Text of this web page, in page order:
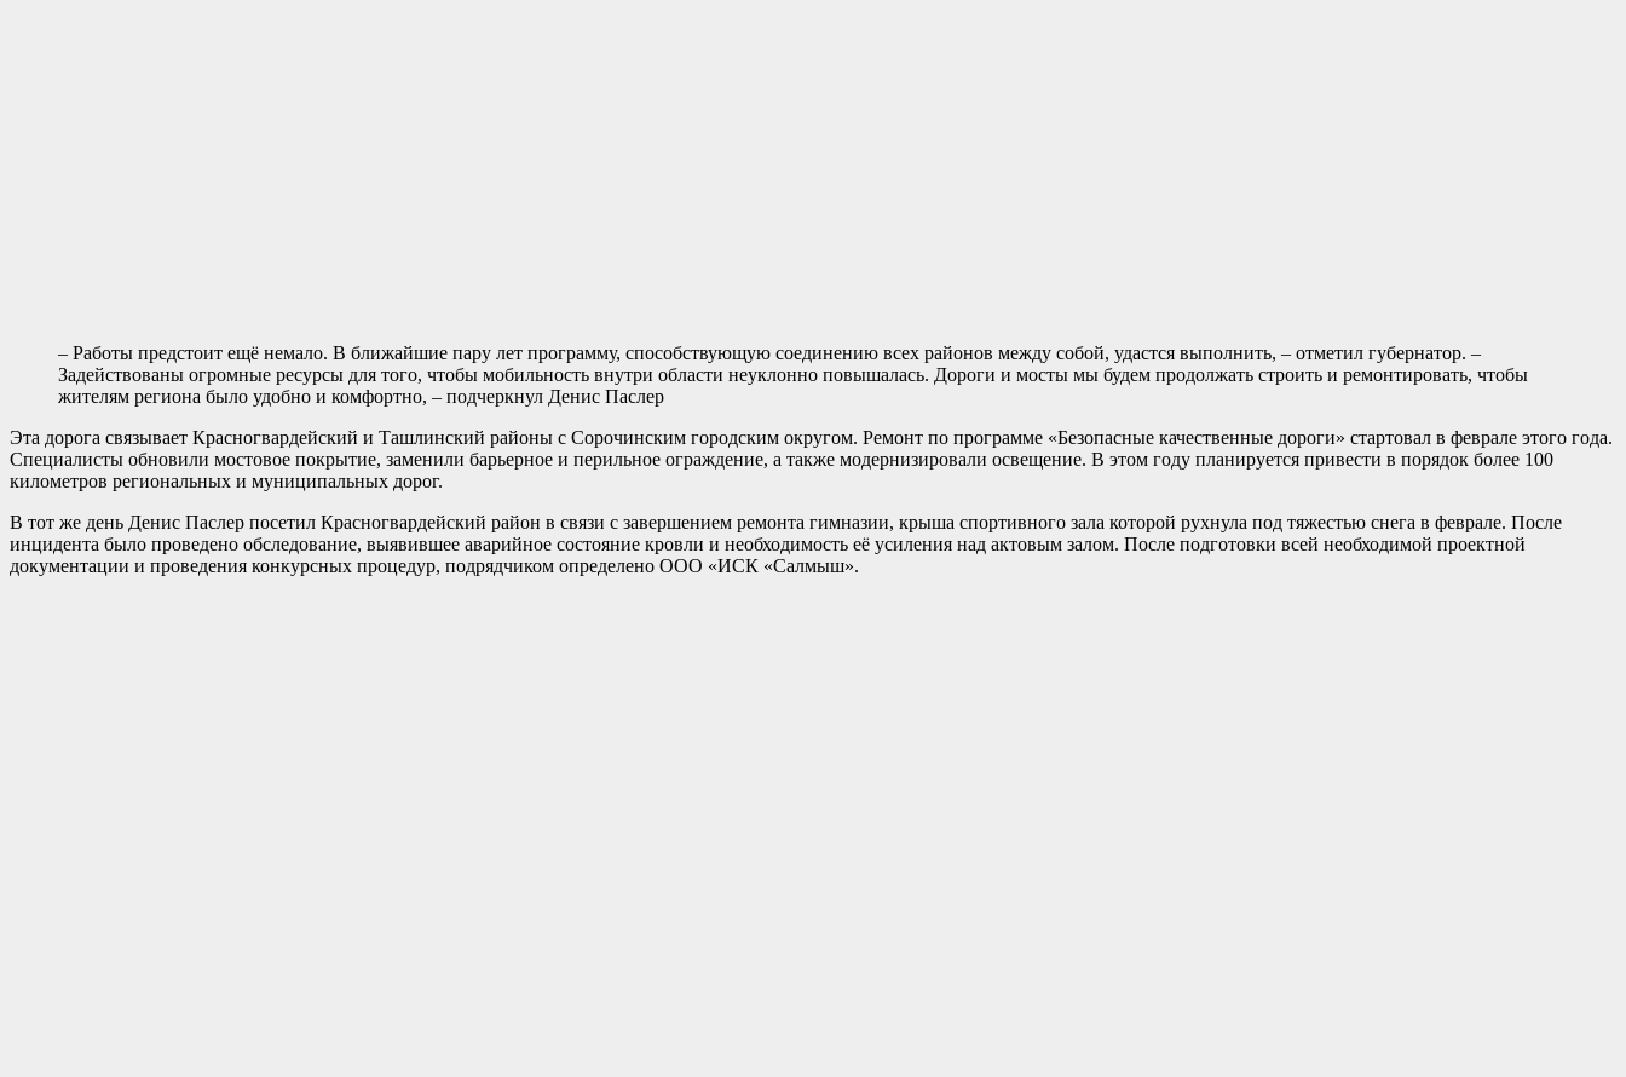
– Работы предстоит ещё немало. В ближайшие пару лет программу, способствующую соединению всех районов между собой, удастся выполнить, – отметил губернатор. –
Задействованы огромные ресурсы для того, чтобы мобильность внутри области неуклонно повышалась. Дороги и мосты мы будем продолжать строить и ремонтировать, чтобы
жителям региона было удобно и комфортно, – подчеркнул Денис Паслер
Эта дорога связывает Красногвардейский и Ташлинский районы с Сорочинским городским округом. Ремонт по программе «Безопасные качественные дороги» стартовал в феврале этого года.
Специалисты обновили мостовое покрытие, заменили барьерное и перильное ограждение, а также модернизировали освещение. В этом году планируется привести в порядок более 100
километров региональных и муниципальных дорог.
В тот же день Денис Паслер посетил Красногвардейский район в связи с завершением ремонта гимназии, крыша спортивного зала которой рухнула под тяжестью снега в феврале. После
инцидента было проведено обследование, выявившее аварийное состояние кровли и необходимость её усиления над актовым залом. После подготовки всей необходимой проектной
документации и проведения конкурсных процедур, подрядчиком определено ООО «ИСК «Салмыш».